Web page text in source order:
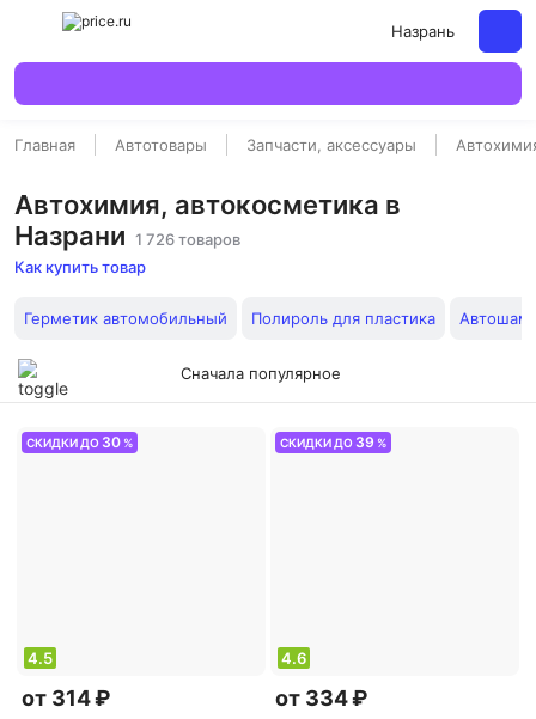
Назрань
Главная Автотовары Запчасти, аксессуары
Автохимия, автокосметика в
Назрани 1 726 товаров
Как купить товар
Герметик автомобильный Полироль для пластика
Сначала популярное
СКИДКИ ДО 30 %
4.5
от 314 ₽
СКИДКИ ДО 39 %
4.6
от 334 ₽